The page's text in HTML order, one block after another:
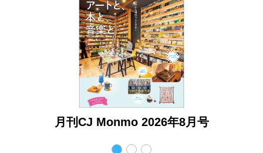
月刊CJ Monmo 2026年8月号